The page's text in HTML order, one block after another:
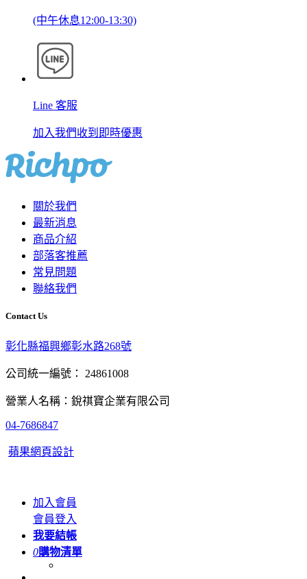
(中午休息12:00-13:30)
Line 客服
加入我們收到即時優惠
關於我們
最新消息
商品介紹
部落客推薦
常見問題
聯絡我們
Contact Us
彰化縣福興鄉彰水路268號
公司統一編號： 24861008
營業人名稱：銳祺寶企業有限公司
04-7686847
蘋果網頁設計
加入會員
會員登入
我要結帳
0購物清單